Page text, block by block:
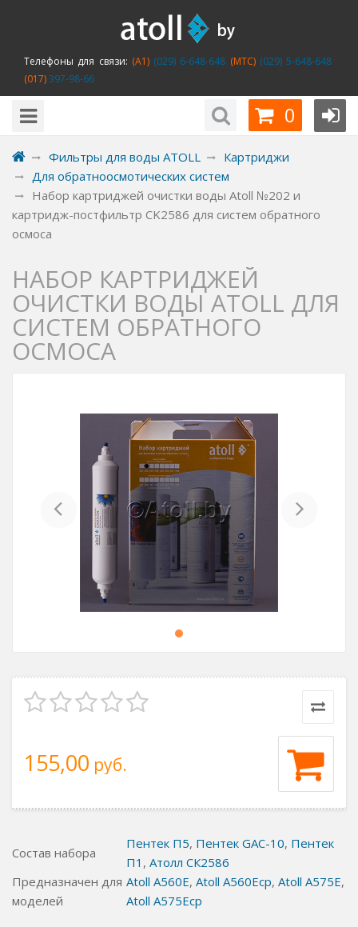
Телефоны для связи: (A1)(029) 6-648-648 (MTC)(029) 5-648-648
(017)397-98-66
0
Фильтры для воды ATOLL
Картриджи
Для обратноосмотических систем
Набор картриджей очистки воды Atoll №202 и
картридж-постфильтр CK2586 для систем обратного
осмоса
НАБОР КАРТРИДЖЕЙ
ОЧИСТКИ ВОДЫ ATOLL ДЛЯ
СИСТЕМ ОБРАТНОГО
ОСМОСА
Previous
155,00 руб.
Состав набора
Пентек П5, Пентек GAC-10, Пентек
П1 , Атолл СК2586
Предназначен для
моделей
Atoll A560E, Atoll A560Ecp, Atoll A575E,
Atoll A575Ecp